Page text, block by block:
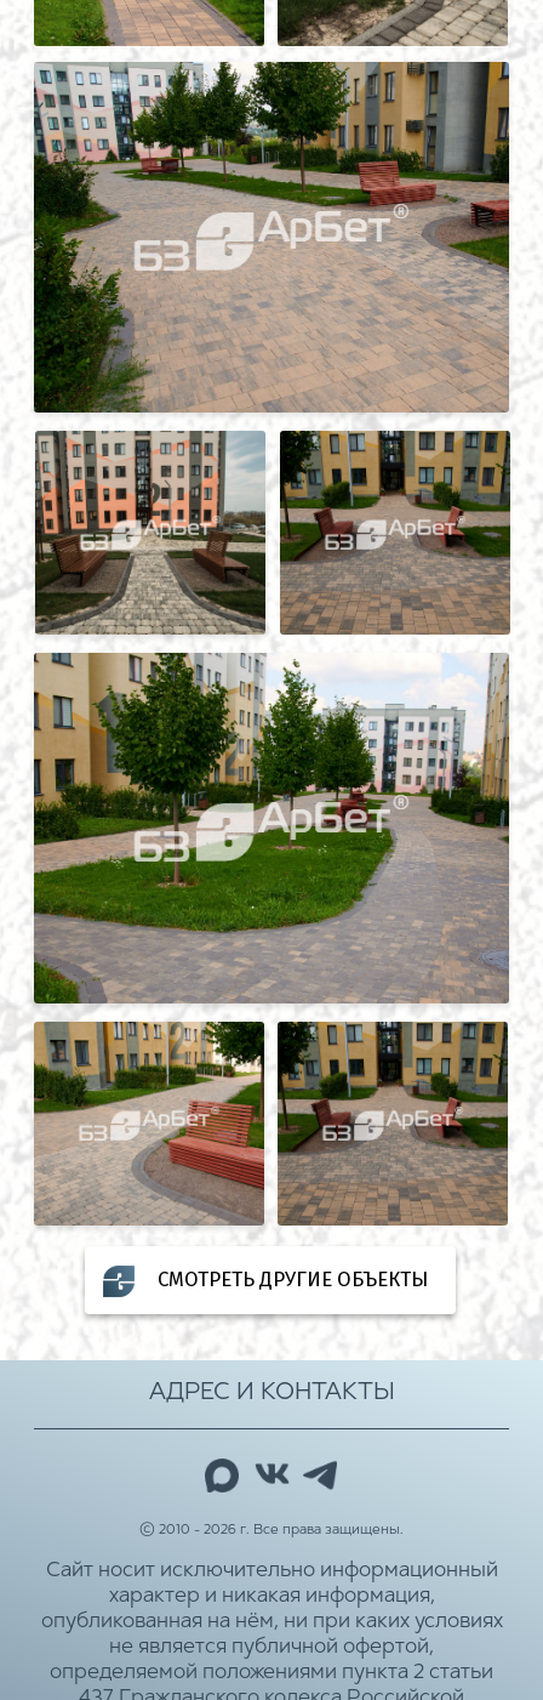
СМОТРЕТЬ ДРУГИЕ ОБЪЕКТЫ
© 2010 - 2026 г. Все права защищены.
Сайт носит исключительно информационный
характер и никакая информация,
опубликованная на нём, ни при каких условиях
не является публичной офертой,
определяемой положениями пункта 2 статьи
АДРЕС И КОНТАКТЫ